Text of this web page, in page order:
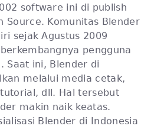
software ini di publish
Source. Komunitas Blender
sejak Agustus 2009
pengguna
Saat ini, Blender di
melalui media cetak,
dll. Hal tersebut
makin naik keatas.
Blender di Indonesia